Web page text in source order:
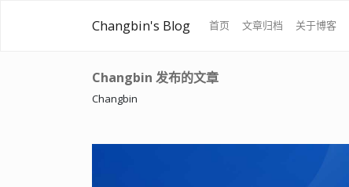
Changbin's Blog 首页 文章归档 关于博客
Changbin 发布的文章
Changbin